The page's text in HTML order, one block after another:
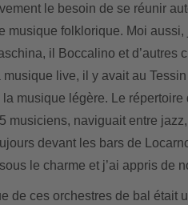
le besoin de se réunir
musique folklorique. Moi
il Boccalino et d’autres
musique live, il y avait au
musique légère. Le
musiciens, naviguait entre
devant les bars de
le charme et j’ai appris de
de ces orchestres de bal était